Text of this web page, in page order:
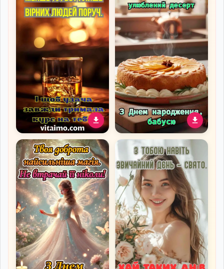
Привітальна листівка до
дня народження чоловіку
зі стильним келихом віскі
Вітальна листівка до Дня
народження бабусі з
ароматним домашнім
пирогом